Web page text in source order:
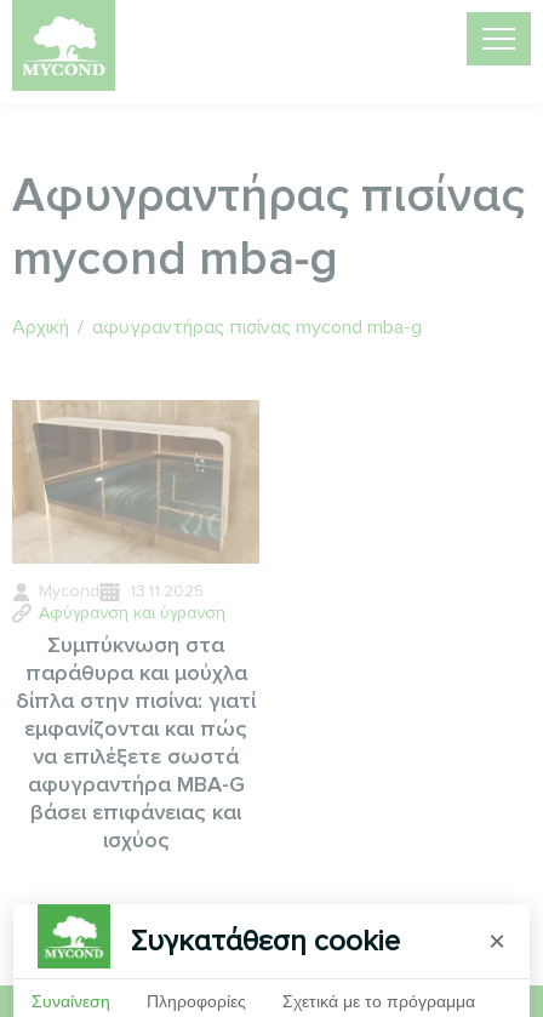
Αφυγραντήρας πισίνας
mycond mba-g
Αρχική / αφυγραντήρας πισίνας mycond mba-g
Mycond
13.11.2025
Αφύγρανση και ύγρανση
Συμπύκνωση στα
παράθυρα και μούχλα
δίπλα στην πισίνα: γιατί
εμφανίζονται και πώς
να επιλέξετε σωστά
αφυγραντήρα MBA-G
βάσει επιφάνειας και
ισχύος
Συγκατάθεση cookie ×
Συναίνεση Πληροφορίες Σχετικά με το πρόγραμμα